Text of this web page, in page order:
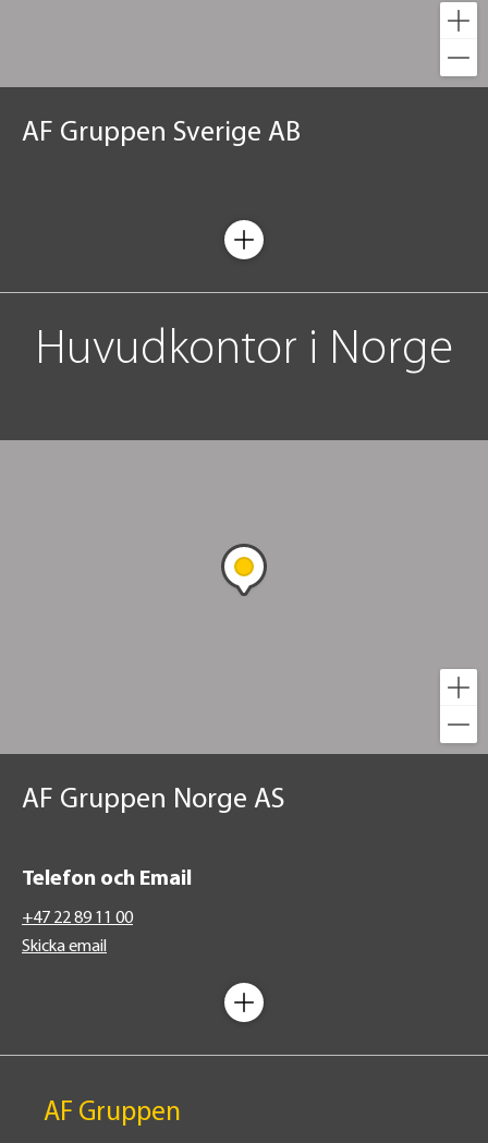
AF Gruppen Sverige AB
Huvudkontor i Norge
AF Gruppen Norge AS
Telefon och Email
+47 22 89 11 00
Skicka email
AF Gruppen